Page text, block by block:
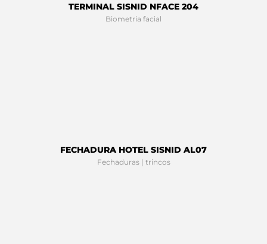
TERMINAL SISNID NFACE 204
Biometria facial
FECHADURA HOTEL SISNID AL07
Fechaduras | trincos